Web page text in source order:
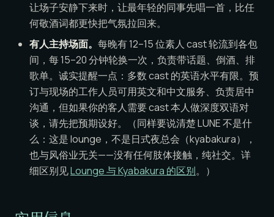
让场子安静下来时，让最年轻的同事先唱一首，比任
何敬酒词都更快把气氛拉回来。
有人主持场面。 每晚有 12–15 位素人 cast 轮流到各包
间，每 15–20 分钟轮换一次，负责带话题、倒酒、排
歌单。诚实提醒一点：多数 cast 的英语水平有限。预
订与现场的工作人员可用英文和中文服务、负责居中
沟通，但如果你的客人需要 cast 本人做深度双语对
谈，请先把预期设好。（同样要说清楚 LUNE 不是什
么：这是 lounge，不是日式夜总会（kyabakura），
也与风俗业无关——没有任何肢体接触，纯社交。详
细区别见Lounge 与 Kyabakura 的区别。）